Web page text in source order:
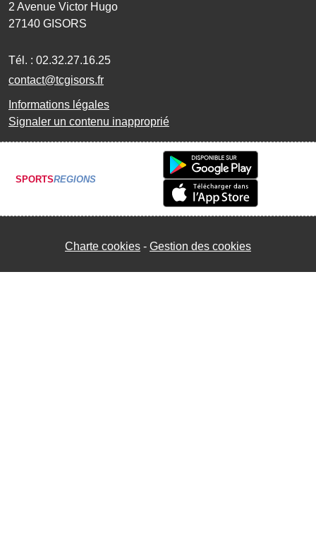
2 Avenue Victor Hugo
27140 GISORS
Tél. : 02.32.27.16.25
contact@tcgisors.fr
Informations légales
Signaler un contenu inapproprié
SPORTSREGIONS
Charte cookies Gestion des cookies